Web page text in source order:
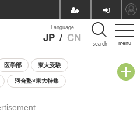
menu
Language
JP / CN search
医学部 東大受験
河合塾×東大特集
説明会・相談会